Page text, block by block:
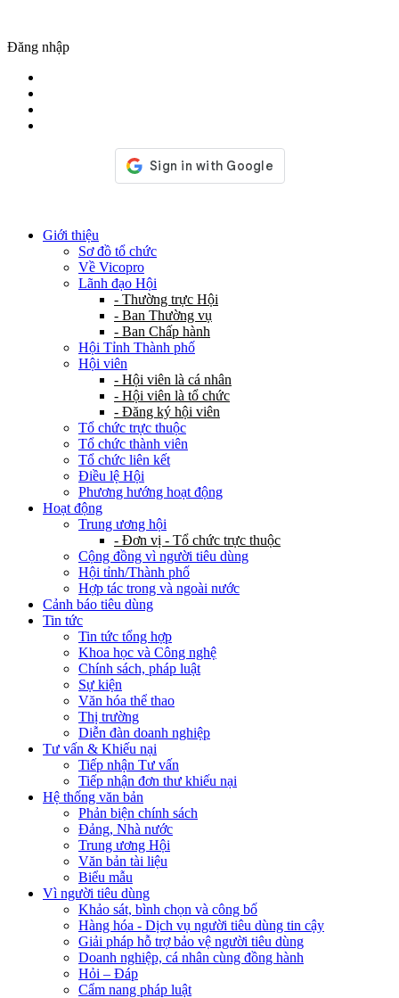
Đăng nhập
Giới thiệu
Sơ đồ tổ chức
Về Vicopro
Lãnh đạo Hội
- Thường trực Hội
- Ban Thường vụ
- Ban Chấp hành
Hội Tỉnh Thành phố
Hội viên
- Hội viên là cá nhân
- Hội viên là tổ chức
- Đăng ký hội viên
Tổ chức trực thuộc
Tổ chức thành viên
Tổ chức liên kết
Điều lệ Hội
Phương hướng hoạt động
Hoạt động
Trung ương hội
- Đơn vị - Tổ chức trực thuộc
Cộng đồng vì người tiêu dùng
Hội tỉnh/Thành phố
Hợp tác trong và ngoài nước
Cảnh báo tiêu dùng
Tin tức
Tin tức tổng hợp
Khoa học và Công nghệ
Chính sách, pháp luật
Sự kiện
Văn hóa thể thao
Thị trường
Diễn đàn doanh nghiệp
Tư vấn & Khiếu nại
Tiếp nhận Tư vấn
Tiếp nhận đơn thư khiếu nại
Hệ thống văn bản
Phản biện chính sách
Đảng, Nhà nước
Trung ương Hội
Văn bản tài liệu
Biểu mẫu
Vì người tiêu dùng
Khảo sát, bình chọn và công bố
Hàng hóa - Dịch vụ người tiêu dùng tin cậy
Giải pháp hỗ trợ bảo vệ người tiêu dùng
Doanh nghiệp, cá nhân cùng đồng hành
Hỏi – Đáp
Cẩm nang pháp luật